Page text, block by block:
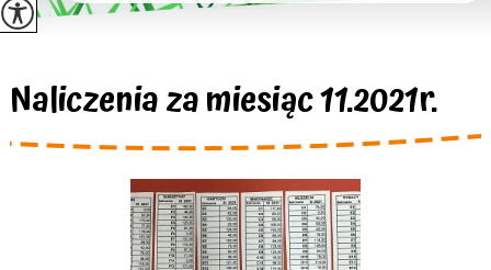
Naliczenia za miesiąc 11.2021r.